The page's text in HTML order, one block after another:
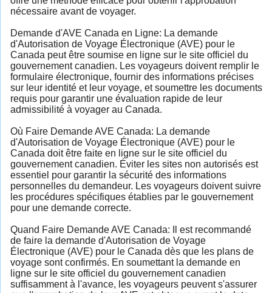
nécessaire avant de voyager.
Demande d'AVE Canada en Ligne: La demande
d'Autorisation de Voyage Électronique (AVE) pour le
Canada peut être soumise en ligne sur le site officiel du
gouvernement canadien. Les voyageurs doivent remplir le
formulaire électronique, fournir des informations précises
sur leur identité et leur voyage, et soumettre les documents
requis pour garantir une évaluation rapide de leur
admissibilité à voyager au Canada.
Où Faire Demande AVE Canada: La demande
d'Autorisation de Voyage Électronique (AVE) pour le
Canada doit être faite en ligne sur le site officiel du
gouvernement canadien. Éviter les sites non autorisés est
essentiel pour garantir la sécurité des informations
personnelles du demandeur. Les voyageurs doivent suivre
les procédures spécifiques établies par le gouvernement
pour une demande correcte.
Quand Faire Demande AVE Canada: Il est recommandé
de faire la demande d'Autorisation de Voyage
Électronique (AVE) pour le Canada dès que les plans de
voyage sont confirmés. En soumettant la demande en
ligne sur le site officiel du gouvernement canadien
suffisamment à l'avance, les voyageurs peuvent s'assurer